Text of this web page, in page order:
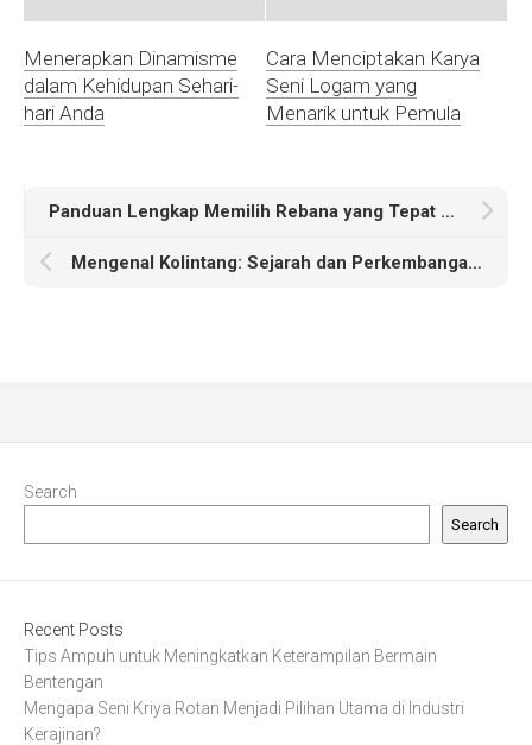
Menerapkan Dinamisme
dalam Kehidupan Sehari-
hari Anda
Cara Menciptakan Karya
Seni Logam yang
Menarik untuk Pemula
Panduan Lengkap Memilih Rebana yang Tepat untuk Pertunjukan Anda
Mengenal Kolintang: Sejarah dan Perkembangannya dalam Musik Indonesia
Search
Search
Recent Posts
Tips Ampuh untuk Meningkatkan Keterampilan Bermain
Bentengan
Mengapa Seni Kriya Rotan Menjadi Pilihan Utama di Industri
Kerajinan?